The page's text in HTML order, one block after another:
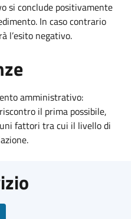
si conclude positivamente
In caso contrario
l’esito negativo.
amministrativo:
il prima possibile,
fattori tra cui il livello di